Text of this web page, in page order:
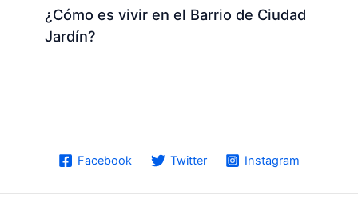
¿Cómo es vivir en el Barrio de Ciudad
Jardín?
Facebook Twitter Instagram